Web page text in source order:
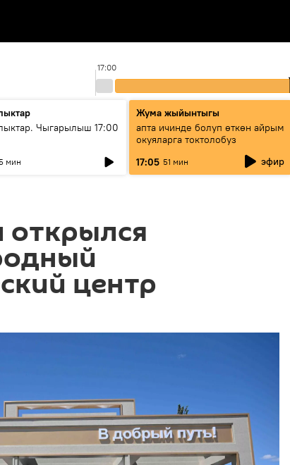
17:00
Чыгарылыш 17:00
мин
Жума жыйынтыгы
апта ичинде болуп өткөн айрым
окуяларга токтолобуз
17:05 51 мин эфир
открылся
центр